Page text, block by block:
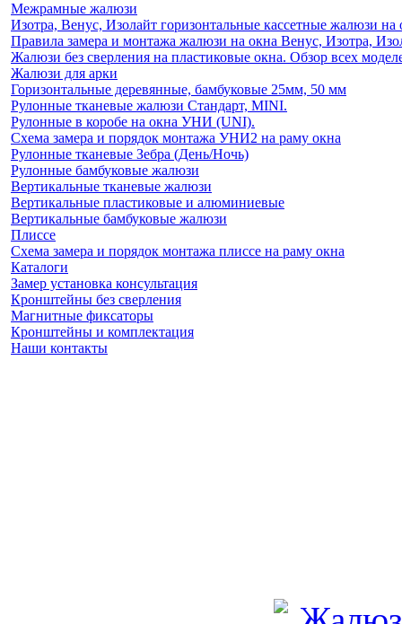
Межрамные жалюзи
Изотра, Венус, Изолайт горизонтальные кассетные жалюзи на
Правила замера и монтажа жалюзи на окна Венус, Изотра,
Жалюзи без сверления на пластиковые окна. Обзор всех
Жалюзи для арки
Горизонтальные деревянные, бамбуковые 25мм, 50 мм
Рулонные тканевые жалюзи Стандарт, MINI.
Рулонные в коробе на окна УНИ (UNI).
Схема замера и порядок монтажа УНИ2 на раму окна
Рулонные тканевые Зебра (День/Ночь)
Рулонные бамбуковые жалюзи
Вертикальные тканевые жалюзи
Вертикальные пластиковые и алюминиевые
Вертикальные бамбуковые жалюзи
Плиссе
Схема замера и порядок монтажа плиссе на раму окна
Каталоги
Замер установка консультация
Кронштейны без сверления
Магнитные фиксаторы
Кронштейны и комплектация
Наши контакты